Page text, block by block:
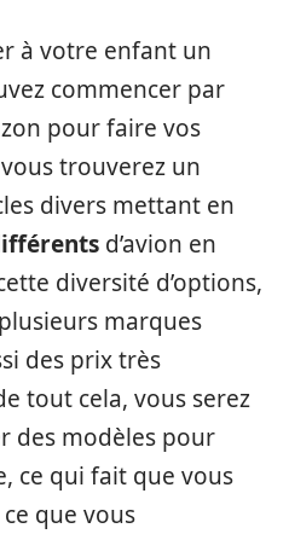
à votre enfant un
commencer par
pour faire vos
trouverez un
divers mettant en
d’avion en
diversité d’options,
marques
des prix très
tout cela, vous serez
des modèles pour
ce qui fait que vous
que vous